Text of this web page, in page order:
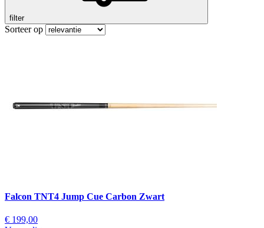
filter
Sorteer op
Falcon TNT4 Jump Cue Carbon Zwart
€ 199,00